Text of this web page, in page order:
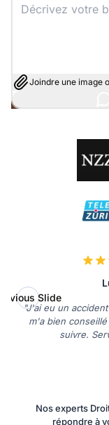
Joindre une image
"J'ai eu un
m'a bien
suivre.
Slide
Nos experts
répondre à